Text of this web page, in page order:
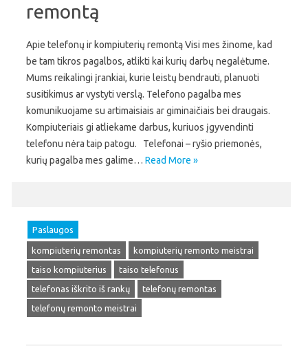
remontą
Apie telefonų ir kompiuterių remontą Visi mes žinome, kad
be tam tikros pagalbos, atlikti kai kurių darbų negalėtume.
Mums reikalingi įrankiai, kurie leistų bendrauti, planuoti
susitikimus ar vystyti verslą. Telefono pagalba mes
komunikuojame su artimaisiais ar giminaičiais bei draugais.
Kompiuteriais gi atliekame darbus, kuriuos įgyvendinti
telefonu nėra taip patogu. Telefonai – ryšio priemonės,
kurių pagalba mes galime… Read More »
Paslaugos
kompiuterių remontas
kompiuterių remonto meistrai
taiso kompiuterius
taiso telefonus
telefonas iškrito iš rankų
telefonų remontas
telefonų remonto meistrai